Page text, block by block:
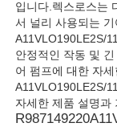
사례
견적 요청
입니다.렉스로스는
서 널리 사용되는
A11VLO190LE2S/
안정적인 작동 및
어 펌프에 대한 자
A11VLO190LE2S/
자세한 제품 설명과
R987149220